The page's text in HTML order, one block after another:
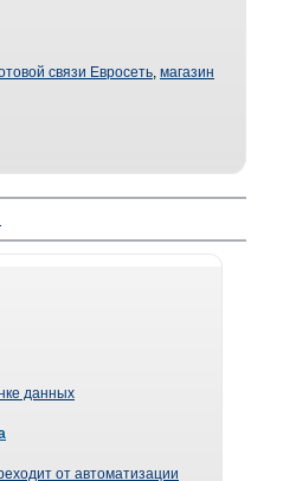
связи Евросеть, магазин
данных
от автоматизации